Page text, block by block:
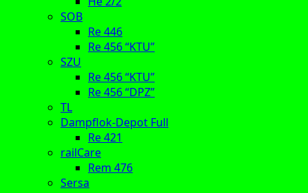
SOB
Re 446
Re 456 “KTU”
SZU
Re 456 “KTU”
Re 456 “DPZ”
TL
Dampflok-Depot Full
Re 421
railCare
Rem 476
Sersa